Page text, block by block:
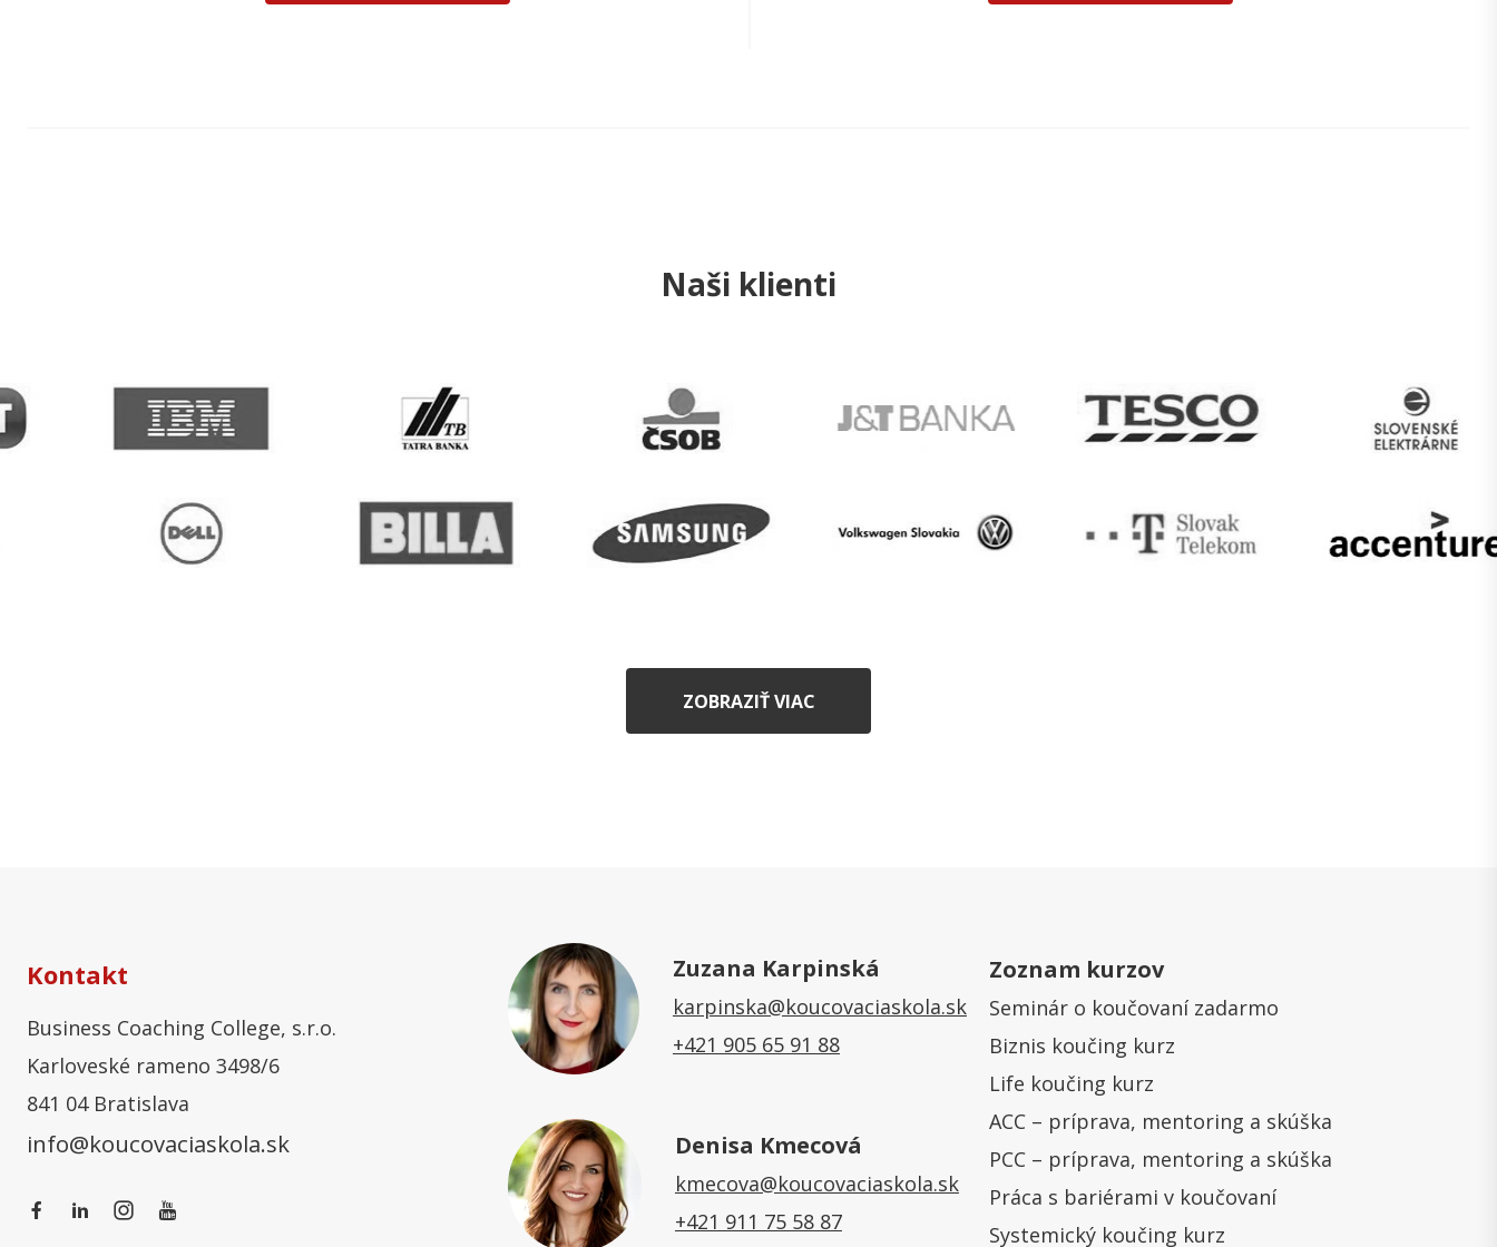
Naši klienti
ZOBRAZIŤ VIAC
Kontakt
Business Coaching College, s.r.o.
Karloveské rameno 3498/6
841 04 Bratislava
info@koucovaciaskola.sk
Zuzana Karpinská
karpinska@koucovaciaskola.sk
+421 905 65 91 88
Denisa Kmecová
kmecova@koucovaciaskola.sk
+421 911 75 58 87
Zoznam kurzov
Seminár o koučovaní zadarmo
Biznis koučing kurz
Life koučing kurz
ACC – príprava, mentoring a skúška
PCC – príprava, mentoring a skúška
Práca s bariérami v koučovaní
Systemický koučing kurz